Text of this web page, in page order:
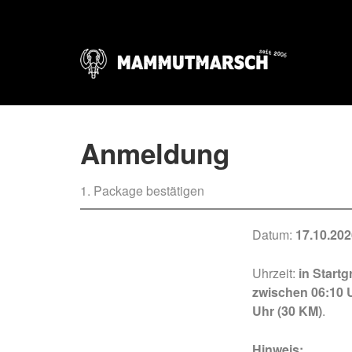
Anmeldung
1. Package bestätigen
Datum:
Uhrzeit: in
zwischen 06:10
Uhr (30 KM).